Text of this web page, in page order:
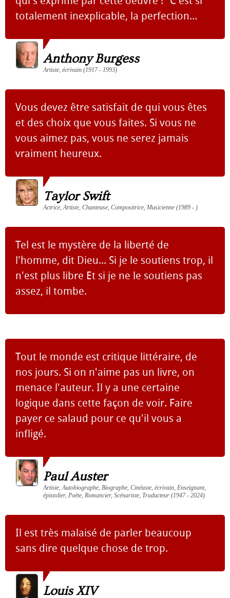
totalement inexplicable, la perfection...
Anthony Burgess
Artiste, écrivain (1917 - 1993)
Vous devez être satisfait de qui vous êtes
et des choix que vous faites. Si vous ne
vous aimez pas, vous ne serez jamais
vraiment heureux.
Taylor Swift
Actrice, Artiste, Chanteuse, Compositrice, Musicienne (1989 - )
Tel est le mystère de la liberté de
l'homme, dit Dieu... Si je le soutiens trop, il
n'est plus libre Et si je ne le soutiens pas
assez, il tombe.
Tout le monde est critique littéraire, de
nos jours. Si on n'aime pas un livre, on
menace l'auteur. Il y a une certaine
logique dans cette façon de voir. Faire
payer ce salaud pour ce qu'il vous a
infligé.
Paul Auster
Artiste, Autobiographe, Biographe, Cinéaste, écrivain, Enseignant,
épistolier, Poète, Romancier, Scénariste, Traducteur (1947 - 2024)
Il est très malaisé de parler beaucoup
sans dire quelque chose de trop.
Louis XIV